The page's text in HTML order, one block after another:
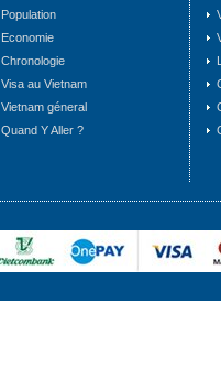
Population
Economie
Chronologie
Visa au Vietnam
Vietnam géneral
Quand Y Aller ?